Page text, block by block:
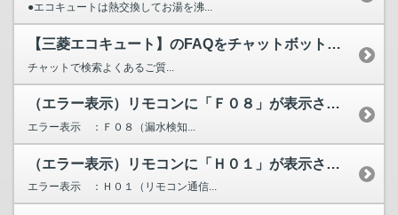
●エコキュートは熱交換してお湯を沸...
【三菱エコキュート】のFAQをチャットボットが検索します
チャットで検索よくあるご質...
（エラー表示）リモコンに「Ｆ０８」が表示されています。
エラー表示 ：Ｆ０８（漏水検知...
（エラー表示）リモコンに「Ｈ０１」が表示されています。
エラー表示 ：Ｈ０１（リモコン通信...